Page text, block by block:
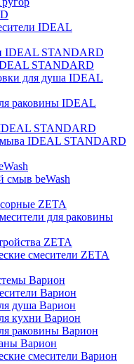
IDEAL
IDEAL STANDARD
STANDARD
для душа IDEAL
раковины IDEAL
STANDARD
IDEAL STANDARD
смыв beWash
ZETA
для раковины
ZETA
смесители ZETA
Варион
Варион
душа Варион
кухни Варион
раковины Варион
Варион
смесители Варион